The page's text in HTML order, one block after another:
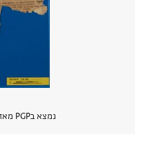
נמצא בPGP מאז